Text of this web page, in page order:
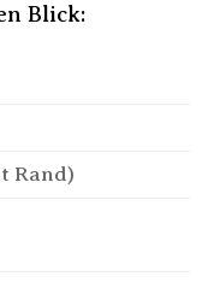
Blick:
Rand)